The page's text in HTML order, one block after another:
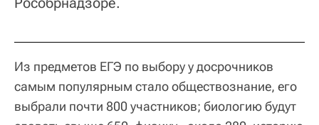
Из предметов ЕГЭ по выбору у досрочников
самым популярным стало обществознание, его
выбрали почти 800 участников; биологию будут